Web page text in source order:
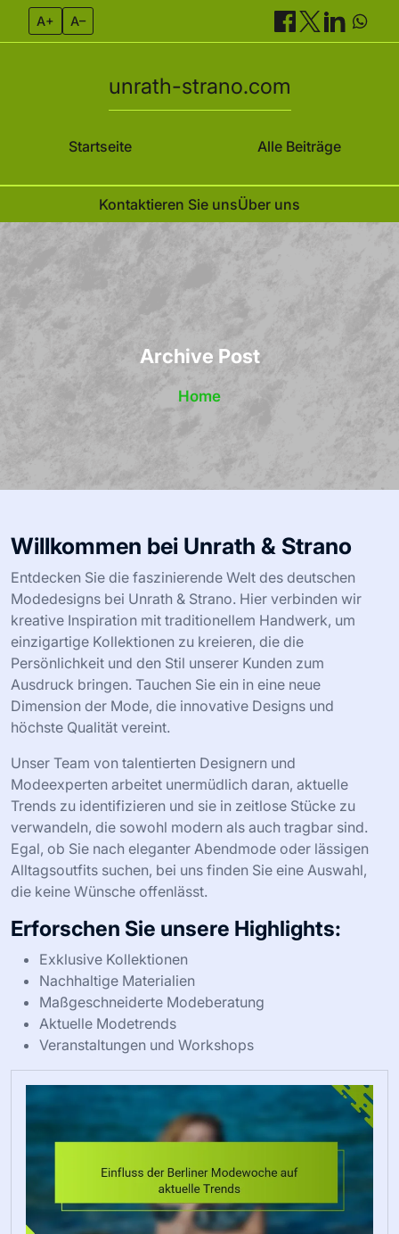
A+ A–
Startseite
unrath-strano.com
Alle Beiträge
Kontaktieren Sie unsÜber uns
Archive Post
Home
Willkommen bei Unrath & Strano
Entdecken Sie die faszinierende Welt des deutschen
Modedesigns bei Unrath & Strano. Hier verbinden wir
kreative Inspiration mit traditionellem Handwerk, um
einzigartige Kollektionen zu kreieren, die die
Persönlichkeit und den Stil unserer Kunden zum
Ausdruck bringen. Tauchen Sie ein in eine neue
Dimension der Mode, die innovative Designs und
höchste Qualität vereint.
Unser Team von talentierten Designern und
Modeexperten arbeitet unermüdlich daran, aktuelle
Trends zu identifizieren und sie in zeitlose Stücke zu
verwandeln, die sowohl modern als auch tragbar sind.
Egal, ob Sie nach eleganter Abendmode oder lässigen
Alltagsoutfits suchen, bei uns finden Sie eine Auswahl,
die keine Wünsche offenlässt.
Erforschen Sie unsere Highlights:
Exklusive Kollektionen
Nachhaltige Materialien
Maßgeschneiderte Modeberatung
Aktuelle Modetrends
Veranstaltungen und Workshops